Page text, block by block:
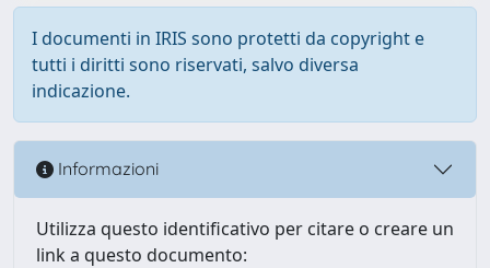
I documenti in IRIS sono protetti da copyright e
tutti i diritti sono riservati, salvo diversa
indicazione.
Informazioni
Utilizza questo identificativo per citare o creare un
link a questo documento: